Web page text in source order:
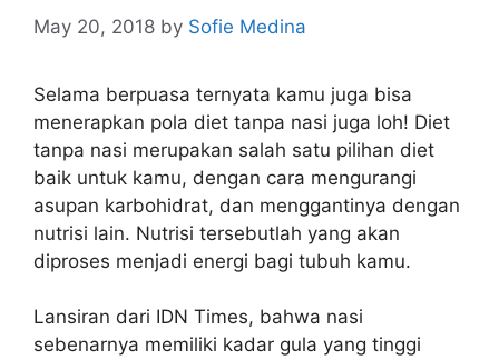
May 20, 2018 by Sofie Medina
Selama berpuasa ternyata kamu juga bisa
menerapkan pola diet tanpa nasi juga loh! Diet
tanpa nasi merupakan salah satu pilihan diet
baik untuk kamu, dengan cara mengurangi
asupan karbohidrat, dan menggantinya dengan
nutrisi lain. Nutrisi tersebutlah yang akan
diproses menjadi energi bagi tubuh kamu.
Lansiran dari IDN Times, bahwa nasi
sebenarnya memiliki kadar gula yang tinggi